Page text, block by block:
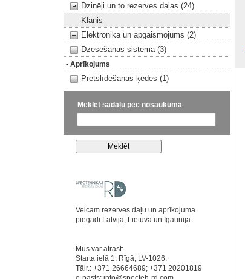
Dzinēji un to rezerves daļas (24)
Klanis
Elektronika un apgaismojums (2)
Dzesēšanas sistēma (3)
- Aprīkojums
Pretslīdēšanas ķēdes (1)
Meklēt sadaļu pēc nosaukuma
Veicam rezerves daļu un aprīkojuma
piegādi Latvijā, Lietuvā un Igaunijā.
Mūs var atrast:
Starta ielā 1, Rīgā, LV-1026.
Tālr.: +371 26664689; +371 20201819